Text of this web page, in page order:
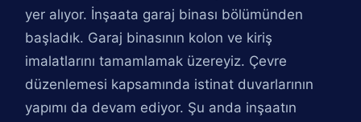
yer alıyor. İnşaata garaj binası bölümünden
başladık. Garaj binasının kolon ve kiriş
imalatlarını tamamlamak üzereyiz. Çevre
düzenlemesi kapsamında istinat duvarlarının
yapımı da devam ediyor. Şu anda inşaatın